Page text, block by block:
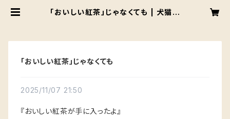
「おいしい紅茶」じゃなくても | 犬猫紅
「おいしい紅茶」じゃなくても
2025/11/07 21:50
『おいしい紅茶が手に入ったよ』